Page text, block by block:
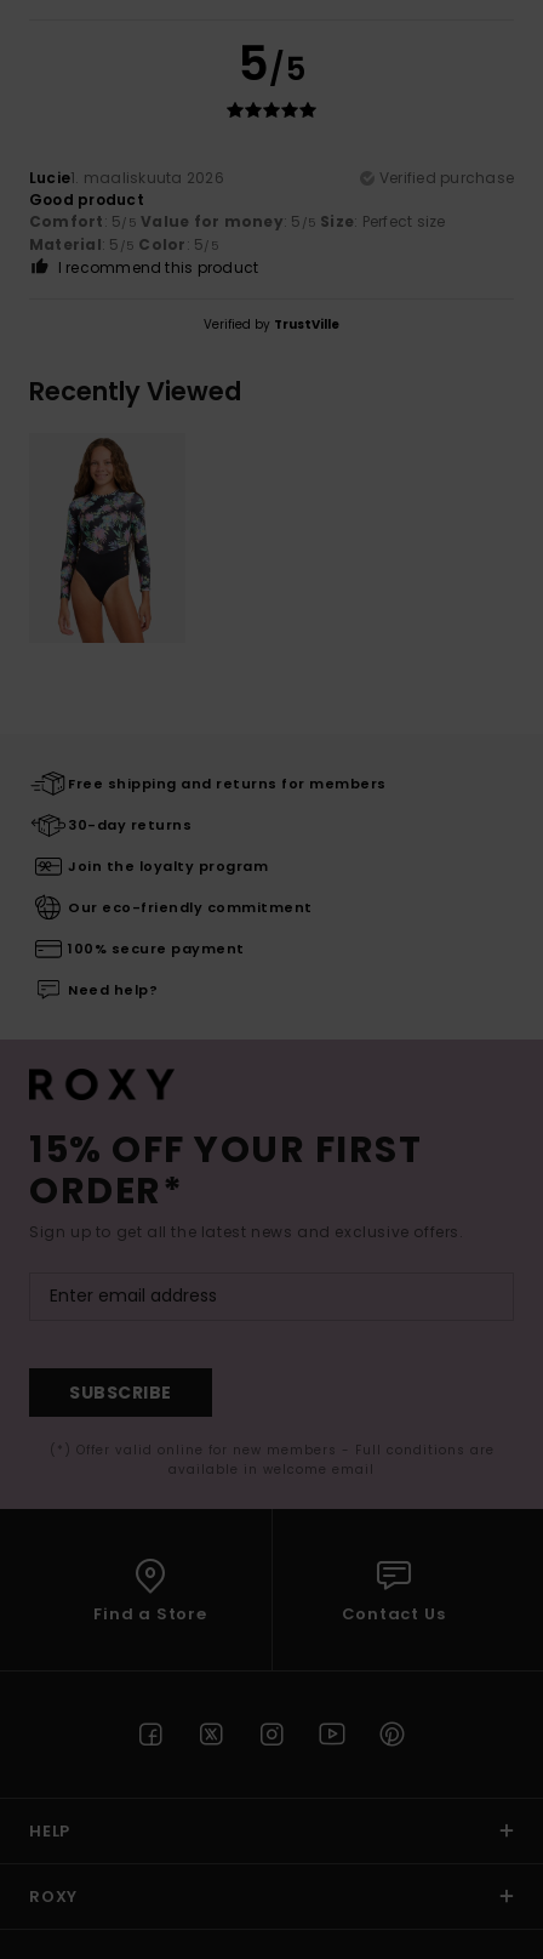
5/5
Lucie1. maaliskuuta 2026
Verified purchase
Good product
Comfort: 5/5 Value for money: 5 /5 Size: Perfect size
Material: 5 /5 Color: 5/5
I recommend this product
Verified by TrustVille
Recently Viewed
Free shipping and returns for members
30-day returns
Join the loyalty program
Our eco-friendly commitment
100% secure payment
Need help?
15% OFF YOUR FIRST
ORDER*
Sign up to get all the latest news and exclusive offers.
SUBSCRIBE
(*) Offer valid online for new members - Full conditions are
available in welcome email
Find a Store Contact Us
HELP
ROXY